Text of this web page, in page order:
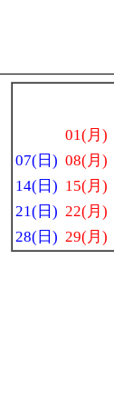
01(月)
07(日) 08(月)
14(日) 15(月)
21(日) 22(月)
28(日) 29(月)